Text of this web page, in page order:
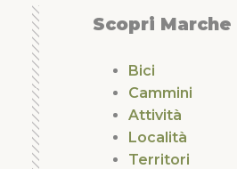
Scopri
Bici
Cammini
Attività
Località
Territori